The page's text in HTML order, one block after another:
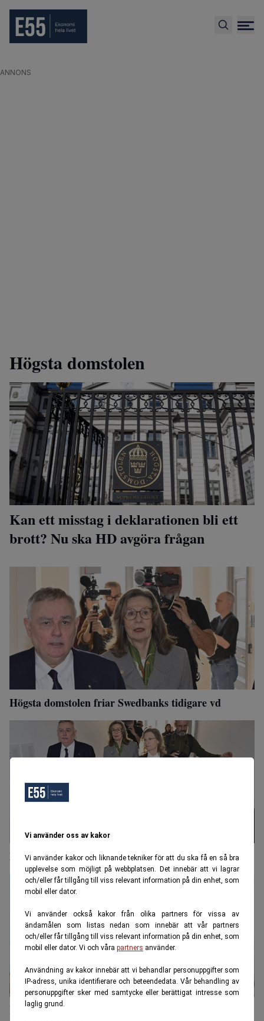
Vi använder oss av kakor
Vi använder kakor och liknande tekniker för att du ska få en så bra
upplevelse som möjligt på webbplatsen. Det innebär att vi lagrar
och/eller får tillgång till viss relevant information på din enhet, som
mobil eller dator.
Vi använder också kakor från olika partners för vissa av
ändamålen som listas nedan som innebär att vår partners
och/eller får tillgång till viss relevant information på din enhet, som
mobil eller dator. Vi och våra partners använder.
Användning av kakor innebär att vi behandlar personuppgifter som
IP-adress, unika identifierare och beteendedata. Vår behandling av
personuppgifter sker med samtycke eller berättigat intresse som
laglig grund.
ANNONS
Högsta domstolen
Kan ett misstag i deklarationen bli ett
brott? Nu ska HD avgöra frågan
Högsta domstolen friar Swedbanks tidigare vd
Bonnesen tillbaka i rätten – ”goda chanser”
HD-dom om Trumps tullar nästa vecka – kanske